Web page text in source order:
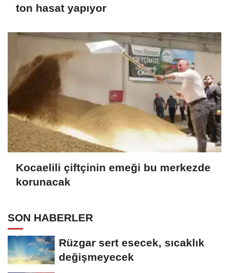
ton hasat yapıyor
Kocaelili çiftçinin emeği bu merkezde
korunacak
SON HABERLER
Rüzgar sert esecek, sıcaklık
değişmeyecek